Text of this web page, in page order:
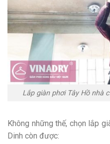
Lắp giàn phơi Tây Hồ nhà
Không những thế, chọn lắp
Dinh còn được: